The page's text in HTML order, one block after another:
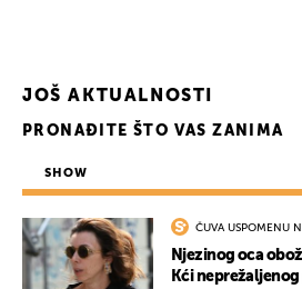
JOŠ AKTUALNOSTI
PRONAĐITE ŠTO VAS ZANIMA
SHOW
ČUVA USPOMENU
Njezinog oca
Kći